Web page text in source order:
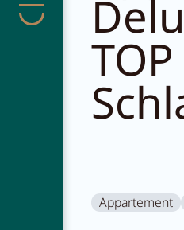
Menü
Appartement